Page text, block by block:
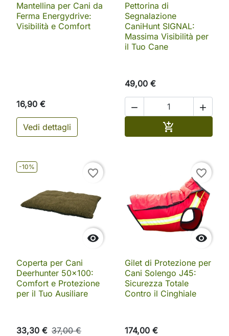
Mantellina per Cani da
Ferma Energydrive:
Visibilità e Comfort
16,90 €
Vedi dettagli
Pettorina di
Segnalazione
CaniHunt SIGNAL:
Massima Visibilità per
il Tuo Cane
49,00 €
 

-10%

favorite_border
Coperta per Cani
Deerhunter 50x100:
Comfort e Protezione
per il Tuo Ausiliare
33,30 € 37,00 €

favorite_border
Gilet di Protezione per
Cani Solengo J45:
Sicurezza Totale
Contro il Cinghiale
174,00 €